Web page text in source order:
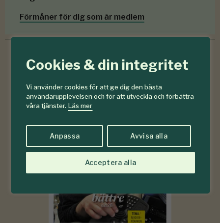
Cookies & din integritet
Vi använder cookies för att ge dig den bästa
användarupplevelsen och för att utveckla och förbättra
våra tjänster. Läs mer
Anpassa Avvisa alla
Acceptera alla
Förmåner för dig som är medlem
#6-7
2026